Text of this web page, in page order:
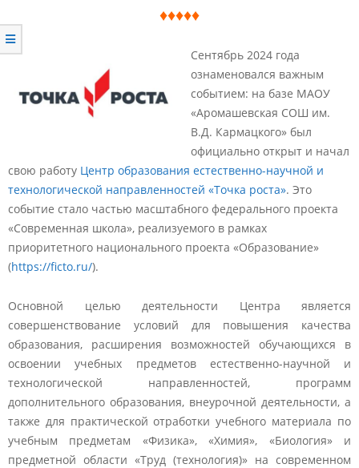
♦♦♦♦♦
Сентябрь 2024 года
ознаменовался важным
событием: на базе МАОУ
«Аромашевская СОШ им.
В.Д. Кармацкого» был
официально открыт и начал
свою работу Центр образования естественно-научной и
технологической направленностей «Точка роста». Это
событие стало частью масштабного федерального проекта
«Современная школа», реализуемого в рамках
приоритетного национального проекта «Образование»
(https://ficto.ru/).
Основной целью деятельности Центра является
совершенствование условий для повышения качества
образования, расширения возможностей обучающихся в
освоении учебных предметов естественно-научной и
технологической направленностей, программ
дополнительного образования, внеурочной деятельности, а
также для практической отработки учебного материала по
учебным предметам «Физика», «Химия», «Биология» и
предметной области «Труд (технология)» на современном